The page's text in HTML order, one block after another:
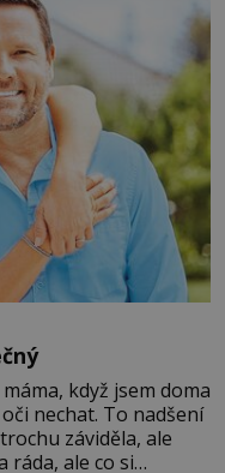
když jsem doma
nechat. To nadšení
záviděla, ale
ráda, ale co si